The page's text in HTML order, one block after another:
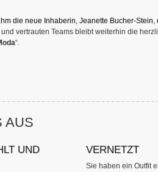
die neue Inhaberin, Jeanette Bucher-Stein,
vertrauten Teams bleibt weiterhin die
“.
AUS
UND
VERNETZT
Sie haben ein Outfit